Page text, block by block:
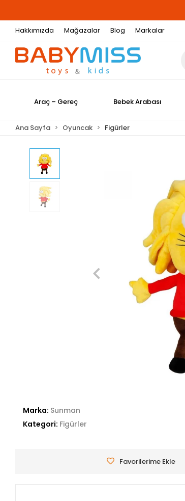
Hakkımızda Mağazalar Blog Markalar
Araç – Gereç Bebek Arabası
Ana Sayfa Oyuncak Figürler
Marka: Sunman
Kategori: Figürler
Favorilerime Ekle